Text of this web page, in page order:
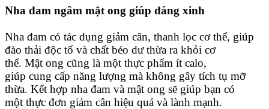
Nha đam ngâm mật ong giúp dáng xinh
Nha đam có tác dụng giảm cân, thanh lọc cơ thể, giúp
đào thải độc tố và chất béo dư thừa ra khỏi cơ
thể. Mật ong cũng là một thực phẩm ít calo,
giúp cung cấp năng lượng mà không gây tích tụ mỡ
thừa. Kết hợp nha đam và mật ong sẽ giúp bạn có
một thực đơn giảm cân hiệu quả và lành mạnh.